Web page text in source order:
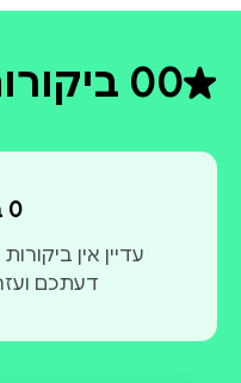
0דירוג ממוצע 0
0 ביקורות
0 ביקורות
עדיין אין
דעתכם